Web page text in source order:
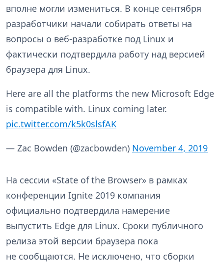
вполне могли измениться. В конце сентября
разработчики начали собирать ответы на
вопросы о веб-разработке под Linux и
фактически подтвердила работу над версией
браузера для Linux.
Here are all the platforms the new Microsoft Edge
is compatible with. Linux coming later.
pic.twitter.com/k5k0slsfAK
— Zac Bowden (@zacbowden) November 4, 2019
На сессии «State of the Browser» в рамках
конференции Ignite 2019 компания
официально подтвердила намерение
выпустить Edge для Linux. Сроки публичного
релиза этой версии браузера пока
не сообщаются. Не исключено, что сборки